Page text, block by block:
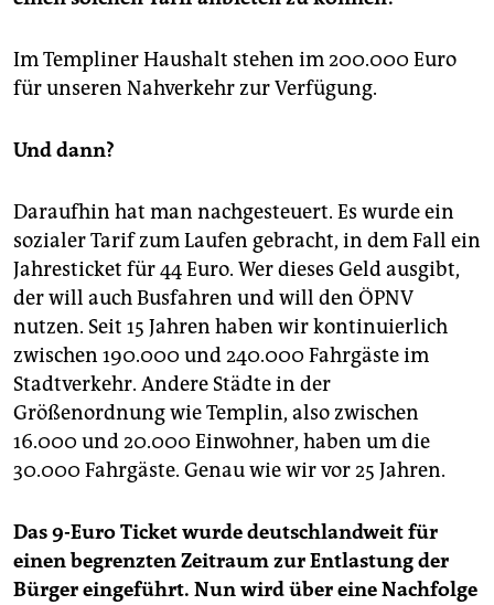
Im Templiner Haushalt stehen im 200.000 Euro
für unseren Nahverkehr zur Verfügung.
Und dann?
Daraufhin hat man nachgesteuert. Es wurde ein
sozialer Tarif zum Laufen gebracht, in dem Fall ein
Jahresticket für 44 Euro. Wer dieses Geld ausgibt,
der will auch Busfahren und will den ÖPNV
nutzen. Seit 15 Jahren haben wir kontinuierlich
zwischen 190.000 und 240.000 Fahrgäste im
Stadtverkehr. Andere Städte in der
Größenordnung wie Templin, also zwischen
16.000 und 20.000 Einwohner, haben um die
30.000 Fahrgäste. Genau wie wir vor 25 Jahren.
Das 9-Euro Ticket wurde deutschlandweit für
einen begrenzten Zeitraum zur Entlastung der
Bürger eingeführt. Nun wird über eine Nachfolge